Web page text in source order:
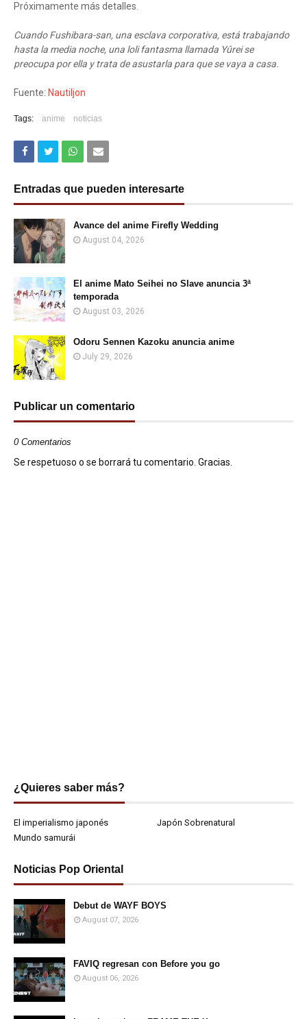
Próximamente más detalles.
Cuando Fushibara-san, una esclava corporativa, está trabajando
hasta la media noche, una loli fantasma llamada Yûrei se
preocupa por ella y trata de asustarla para que se vaya a casa.
Fuente: Nautiljon
Tags: anime noticias
Entradas que pueden interesarte
Avance del anime Firefly Wedding
August 04, 2026
El anime Mato Seihei no Slave anuncia 3ª
temporada
August 03, 2026
Odoru Sennen Kazoku anuncia anime
July 29, 2026
Publicar un comentario
0 Comentarios
Se respetuoso o se borrará tu comentario. Gracias.
¿Quieres saber más?
El imperialismo japonés
Japón Sobrenatural
Mundo samurái
Noticias Pop Oriental
Debut de WAYF BOYS
August 07, 2026
FAVIQ regresan con Before you go
August 06, 2026